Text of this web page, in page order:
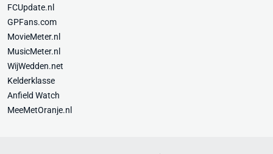
FCUpdate.nl
GPFans.com
MovieMeter.nl
MusicMeter.nl
WijWedden.net
Kelderklasse
Anfield Watch
MeeMetOranje.nl